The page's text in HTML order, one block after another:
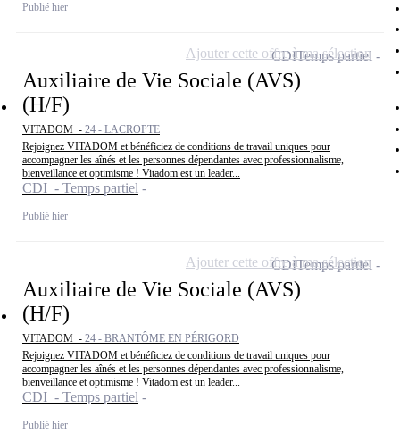
Publié hier
Auxiliaire de Vie Sociale (AVS)
(H/F)
VITADOM - 24 - LACROPTE
Rejoignez VITADOM et bénéficiez de conditions de travail uniques pour
accompagner les aînés et les personnes dépendantes avec professionnalisme,
bienveillance et optimisme ! Vitadom est un leader...
CDI - Temps partiel
Publié hier
CDITemps partiel
Ajouter cette offre à ma sélection
Auxiliaire de Vie Sociale (AVS)
(H/F)
VITADOM - 24 - BRANTÔME EN PÉRIGORD
Rejoignez VITADOM et bénéficiez de conditions de travail uniques pour
accompagner les aînés et les personnes dépendantes avec professionnalisme,
bienveillance et optimisme ! Vitadom est un leader...
CDI - Temps partiel
Publié hier
CDITemps partiel
Ajouter cette offre à ma sélection